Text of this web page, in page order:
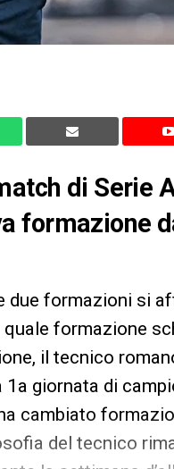
di Serie
formazione
due formazioni si
quale formazione
il tecnico
giornata di
cambiato
del tecnico